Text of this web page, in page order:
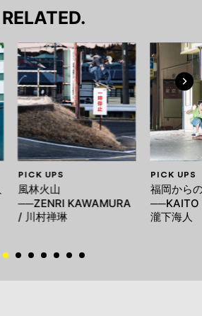
RELATED.
PICK UPS
風林火山
──ZENRI KAWAMURA
/ 川村禅琳
PICK UPS
福岡から
──KAITO
瀧下海人